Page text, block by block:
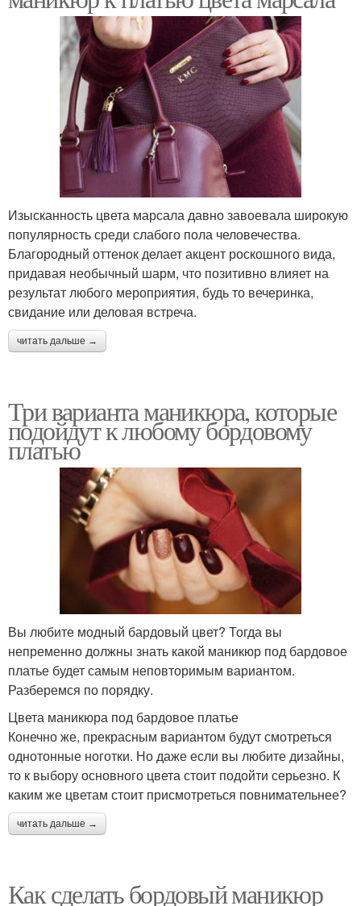
Изысканность цвета марсала давно завоевала широкую
популярность среди слабого пола человечества.
Благородный оттенок делает акцент роскошного вида,
придавая необычный шарм, что позитивно влияет на
результат любого мероприятия, будь то вечеринка,
свидание или деловая встреча.
читать дальше →
Три варианта маникюра, которые
подойдут к любому бордовому
платью
Вы любите модный бардовый цвет? Тогда вы
непременно должны знать какой маникюр под бардовое
платье будет самым неповторимым вариантом.
Разберемся по порядку.
Цвета маникюра под бардовое платье
Конечно же, прекрасным вариантом будут смотреться
однотонные ноготки. Но даже если вы любите дизайны,
то к выбору основного цвета стоит подойти серьезно. К
каким же цветам стоит присмотреться повнимательнее?
читать дальше →
Как сделать бордовый маникюр